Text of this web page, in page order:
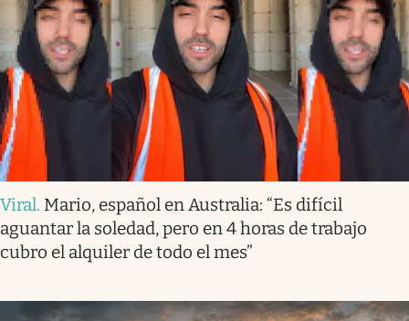
Viral. Mario, español en Australia: “Es difícil
aguantar la soledad, pero en 4 horas de trabajo
cubro el alquiler de todo el mes”